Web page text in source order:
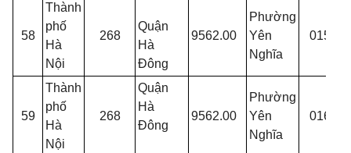
58
Thành
phố
Hà
Nội
268
Quận
Hà
Đông
9562.00
Phường
Yên
Nghĩa
015
59
Thành
phố
Hà
Nội
268
Quận
Hà
Đông
9562.00
Phường
Yên
Nghĩa
016